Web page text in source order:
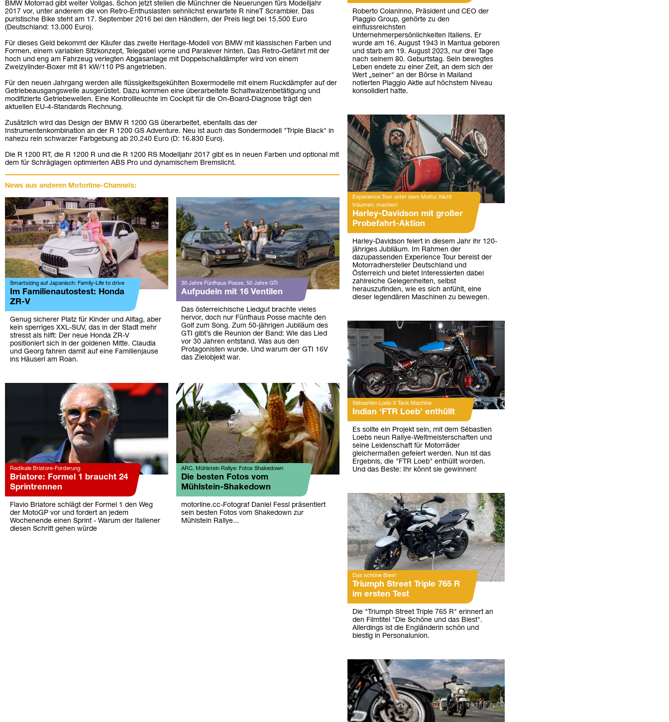
BMW Motorrad gibt weiter Vollgas. Schon jetzt stellen die Münchner die Neuerungen fürs Modelljahr
2017 vor, unter anderem die von Retro-Enthusiasten sehnlichst erwartete R nineT Scrambler. Das
puristische Bike steht am 17. September 2016 bei den Händlern, der Preis liegt bei 15.500 Euro
(Deutschland: 13.000 Euro).
Für dieses Geld bekommt der Käufer das zweite Heritage-Modell von BMW mit klassischen Farben und
Formen, einem variablen Sitzkonzept, Telegabel vorne und Paralever hinten. Das Retro-Gefährt mit der
hoch und eng am Fahrzeug verlegten Abgasanlage mit Doppelschalldämpfer wird von einem
Zweizylinder-Boxer mit 81 kW/110 PS angetrieben.
Für den neuen Jahrgang werden alle flüssigkeitsgekühlten Boxermodelle mit einem Ruckdämpfer auf der
Getriebeausgangswelle ausgerüstet. Dazu kommen eine überarbeitete Schaltwalzenbetätigung und
modifizierte Getriebewellen. Eine Kontrollleuchte im Cockpit für die On-Board-Diagnose trägt den
aktuellen EU-4-Standards Rechnung.
Zusätzlich wird das Design der BMW R 1200 GS überarbeitet, ebenfalls das der
Instrumentenkombination an der R 1200 GS Adventure. Neu ist auch das Sondermodell "Triple Black" in
nahezu rein schwarzer Farbgebung ab 20.240 Euro (D: 16.830 Euro).
Die R 1200 RT, die R 1200 R und die R 1200 RS Modelljahr 2017 gibt es in neuen Farben und optional mit
dem für Schräglagen optimierten ABS Pro und dynamischem Bremslicht.
News aus anderen Motorline-Channels:
Smartsizing auf Japanisch: Family-Life to drive
Im Familienautostest: Honda
ZR-V
Genug sicherer Platz für Kinder und Alltag, aber
kein sperriges XXL-SUV, das in der Stadt mehr
stresst als hilft: Der neue Honda ZR-V
positioniert sich in der goldenen Mitte. Claudia
und Georg fahren damit auf eine Familienjause
ins Häuserl am Roan.
30 Jahre Fünfhaus Posse, 50 Jahre GTI
Aufpudeln mit 16 Ventilen
Das österreichische Liedgut brachte vieles
hervor, doch nur Fünfhaus Posse machte den
Golf zum Song. Zum 50-jährigen Jubiläum des
GTI gibt’s die Reunion der Band: Wie das Lied
vor 30 Jahren entstand. Was aus den
Protagonisten wurde. Und warum der GTI 16V
das Zielobjekt war.
Radikale Briatore-Forderung
Briatore: Formel 1 braucht 24
Sprintrennen
Flavio Briatore schlägt der Formel 1 den Weg
der MotoGP vor und fordert an jedem
Wochenende einen Sprint - Warum der Italiener
diesen Schritt gehen würde
ARC, Mühlstein Rallye: Fotos Shakedown
Die besten Fotos vom
Mühlstein-Shakedown
motorline.cc-Fotograf Daniel Fessl präsentiert
sein besten Fotos vom Shakedown zur
Mühlstein Rallye...
Roberto Colaninno, Präsident und CEO der
Piaggio Group, gehörte zu den
einflussreichsten
Unternehmerpersönlichkeiten Italiens. Er
wurde am 16. August 1943 in Mantua geboren
und starb am 19. August 2023, nur drei Tage
nach seinem 80. Geburtstag. Sein bewegtes
Leben endete zu einer Zeit, an dem sich der
Wert „seiner" an der Börse in Mailand
notierten Piaggio Aktie auf höchstem Niveau
konsolidiert hatte.
Experience Tour unter dem Motto: Nicht
träumen, machen!
Harley-Davidson mit großer
Probefahrt-Aktion
Harley-Davidson feiert in diesem Jahr ihr 120-
jähriges Jubiläum. Im Rahmen der
dazupassenden Experience Tour bereist der
Motorradhersteller Deutschland und
Österreich und bietet Interessierten dabei
zahlreiche Gelegenheiten, selbst
herauszufinden, wie es sich anfühlt, eine
dieser legendären Maschinen zu bewegen.
Sébastien Loeb X Tank Machine
Indian ‘FTR Loeb’ enthüllt
Es sollte ein Projekt sein, mit dem Sébastien
Loebs neun Rallye-Weltmeisterschaften und
seine Leidenschaft für Motorräder
gleichermaßen gefeiert werden. Nun ist das
Ergebnis, die "FTR Loeb" enthüllt worden.
Und das Beste: Ihr könnt sie gewinnen!
Das schöne Biest
Triumph Street Triple 765 R
im ersten Test
Die "Triumph Street Triple 765 R" erinnert an
den Filmtitel "Die Schöne und das Biest".
Allerdings ist die Engländerin schön und
biestig in Personalunion.